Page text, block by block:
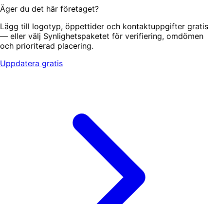
Äger du det här företaget?
Lägg till logotyp, öppettider och kontaktuppgifter gratis
— eller välj Synlighetspaketet för verifiering, omdömen
och prioriterad placering.
Uppdatera gratis